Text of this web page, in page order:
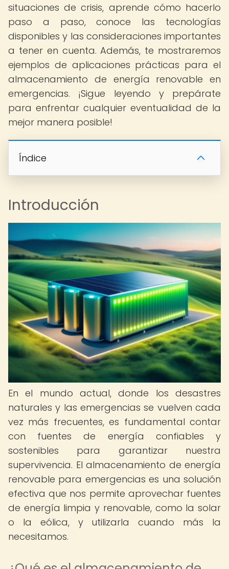
situaciones de crisis, aprende cómo hacerlo
paso a paso, conoce las tecnologías
disponibles y las consideraciones importantes
a tener en cuenta. Además, te mostraremos
ejemplos de aplicaciones prácticas para el
almacenamiento de energía renovable en
emergencias. ¡Sigue leyendo y prepárate
para enfrentar cualquier eventualidad de la
mejor manera posible!
Índice
Introducción
En el mundo actual, donde los desastres
naturales y las emergencias se vuelven cada
vez más frecuentes, es fundamental contar
con fuentes de energía confiables y
sostenibles para garantizar nuestra
supervivencia. El almacenamiento de energía
renovable para emergencias es una solución
efectiva que nos permite aprovechar fuentes
de energía limpia y renovable, como la solar
o la eólica, y utilizarla cuando más la
necesitamos.